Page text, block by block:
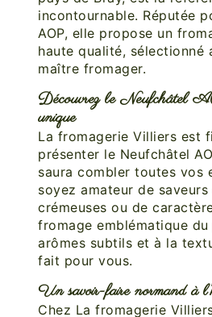
incontournable. Réputée
AOP, elle propose un
haute qualité, sélectionné
maître fromager.
Découvrez le Neufchâtel
unique
La fromagerie Villiers est
présenter le Neufchâtel
saura combler toutes vos
soyez amateur de
crémeuses ou de
fromage emblématique du
arômes subtils et à la
fait pour vous.
Un savoir-faire normand à
Chez La fromagerie